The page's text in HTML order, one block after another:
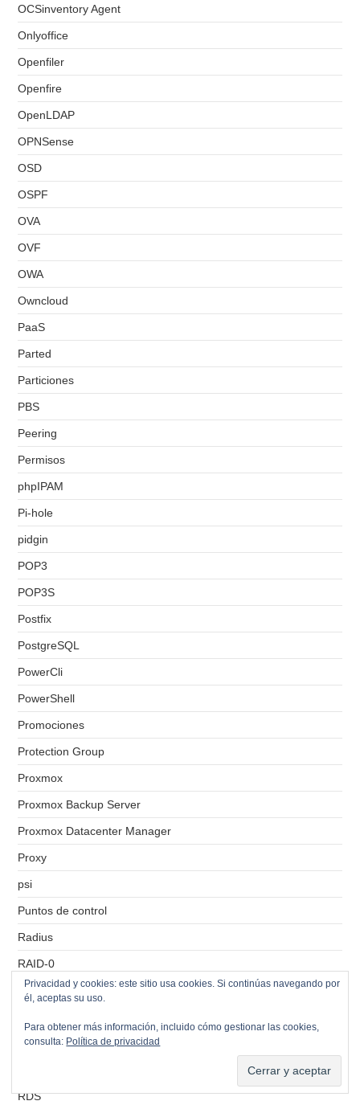
OCSinventory Agent
Onlyoffice
Openfiler
Openfire
OpenLDAP
OPNSense
OSD
OSPF
OVA
OVF
OWA
Owncloud
PaaS
Parted
Particiones
PBS
Peering
Permisos
phpIPAM
Pi-hole
pidgin
POP3
POP3S
Postfix
PostgreSQL
PowerCli
PowerShell
Promociones
Protection Group
Proxmox
Proxmox Backup Server
Proxmox Datacenter Manager
Proxy
psi
Puntos de control
Radius
RAID-0
RAID-1
RDM
RDS
Privacidad y cookies: este sitio usa cookies. Si continúas navegando por
él, aceptas su uso.
Para obtener más información, incluido cómo gestionar las cookies,
consulta: Política de privacidad